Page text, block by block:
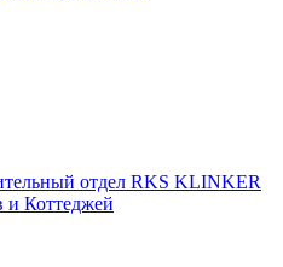
отдел RKS KLINKER
Коттеджей